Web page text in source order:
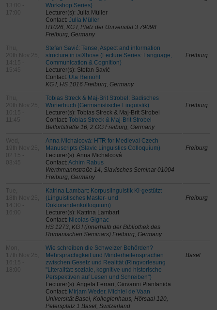
13:00 -
17:00
Workshop Series)
Lecturer(s): Julia Müller
Contact: Julia Müller
R1026, KG I, Platz der Universität 3 79098
Freiburg, Germany
Thu,
20th Nov 25,
14:15 -
15:45
Stefan Savić: Tense, Aspect and information
structure in isiXhose (Lecture Series: Language,
Communication & Cognition)
Lecturer(s): Stefan Savić
Contact: Uta Reinöhl
KG I, HS 1016 Freiburg, Germany
Freiburg
Thu,
20th Nov 25,
10:15 -
11:45
Tobias Streck & Maj-Brit Strobel: Badisches
Wörterbuch (Germanistische Linguistik)
Lecturer(s): Tobias Streck & Maj-Brit Strobel
Contact: Tobias Streck & Maj-Brit Strobel
Belfortstraße 16, 2.OG Freiburg, Germany
Freiburg
Wed,
19th Nov 25,
02:15 -
03:45
Anna Michalcová: HTR for Medieval Czech
Manuscripts (Slavic Linguistics Colloquium)
Lecturer(s): Anna Michalcová
Contact: Achim Rabus
Werthmannstraße 14, Slavisches Seminar 01004
Freiburg, Germany
Freiburg
Tue,
18th Nov 25,
14:30 -
16:00
Katrina Lambart: Korpuslinguistik KI-gestützt
(Linguistisches Master- und
Doktorandenkolloquium)
Lecturer(s): Katrina Lambart
Contact: Nicolas Gignac
HS 1273, KG I (innerhalb der Bibliothek des
Romanischen Seminars) Freiburg, Germany
Freiburg
Mon,
17th Nov 25,
16:15 -
Wie schreiben die Schweizer Behörden?
Mehrsprachigkeit und Minderheitensprachen
zwischen Gesetz und Realität (Ringvorlesung
"Literalität: soziale, kognitive und historische
Perspektiven auf Lesen und Schreiben")
Lecturer(s): Angela Ferrari, Giovanni Piantanida
Contact: Mirjam Weder, Michiel de Vaan
Universität Basel, Kollegienhaus, Hörsaal 120,
Petersplatz 1 Basel, Switzerland
Basel